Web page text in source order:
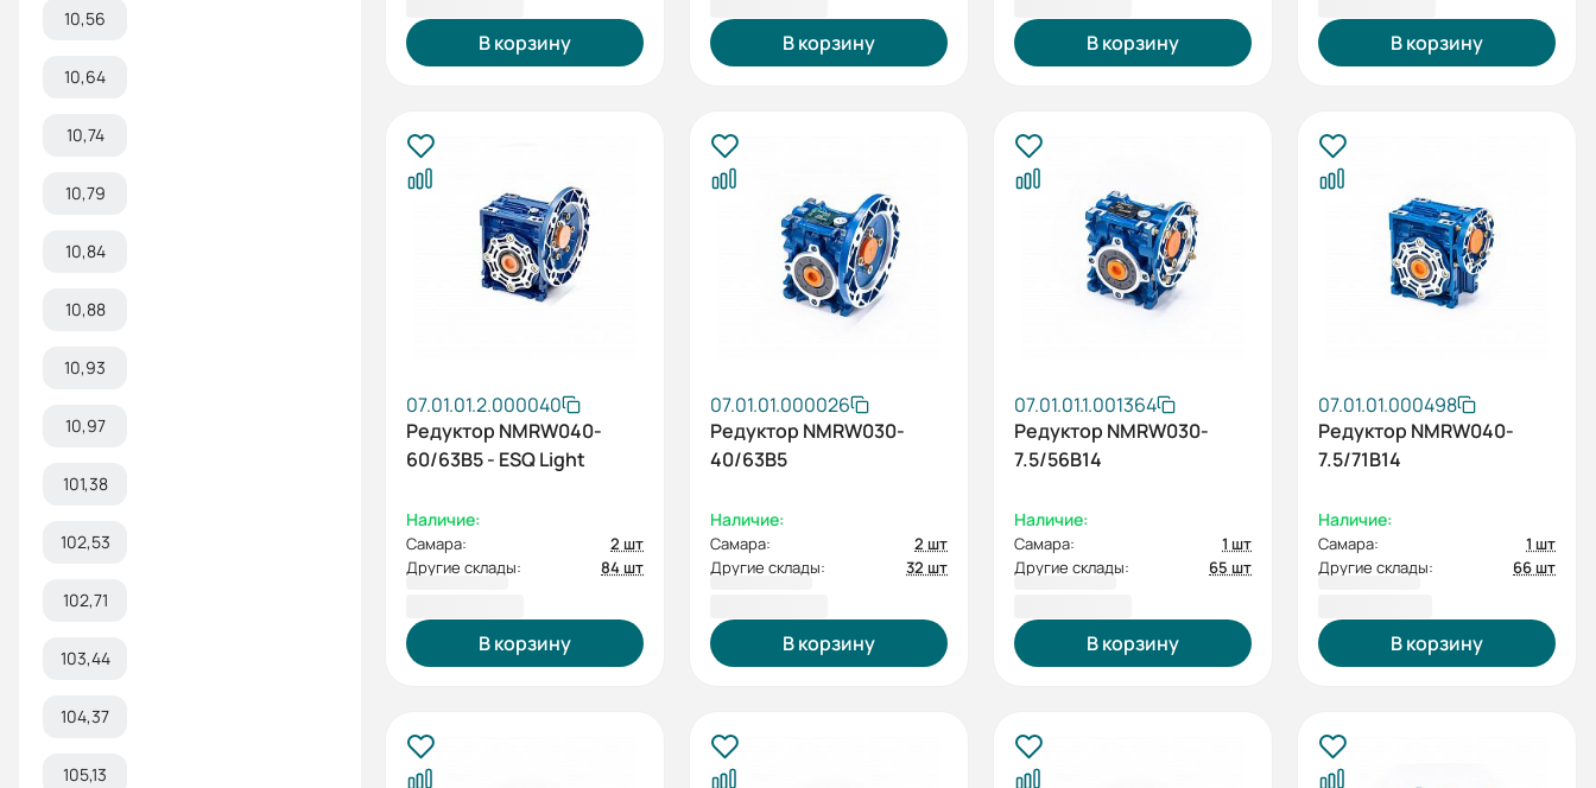
10,56
10,64
10,74
10,79
10,84
10,88
10,93
10,97
101,38
102,53
102,71
103,44
104,37
105,13
В корзину В корзину В корзину В корзину
07.01.01.2.000040
Редуктор NMRW040-
60/63B5 - ESQ Light
Наличие:
Самара:
2 шт
Другие склады:
84 шт
В корзину
07.01.01.000026
Редуктор NMRW030-
40/63B5
Наличие:
Самара:
2 шт
Другие склады:
32 шт
В корзину
07.01.01.1.001364
Редуктор NMRW030-
7.5/56B14
Наличие:
Самара:
1 шт
Другие склады:
65 шт
В корзину
07.01.01.000498
Редуктор NMRW040-
7.5/71B14
Наличие:
Самара:
1 шт
Другие склады:
66 шт
В корзину